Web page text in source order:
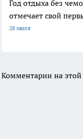
Год отдыха без
отмечает свой
28 июля
Комментарии на